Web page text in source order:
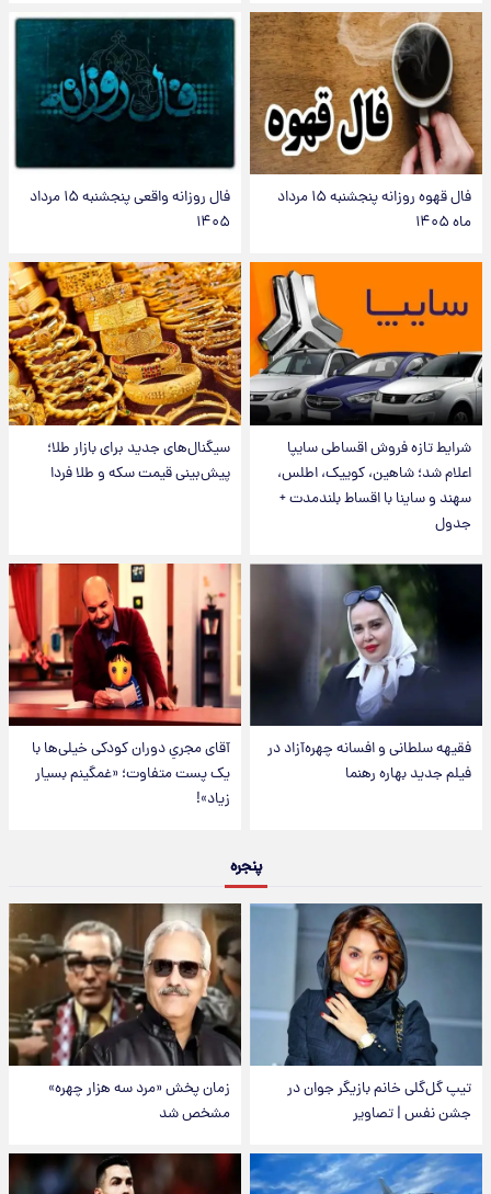
فال قهوه روزانه پنجشنبه ۱۵ مرداد
ماه ۱۴۰۵
فال روزانه واقعی پنجشنبه ۱۵ مرداد
۱۴۰۵
شرایط تازه فروش اقساطی سایپا
اعلام شد؛ شاهین، کوییک، اطلس،
سهند و ساینا با اقساط بلندمدت +
جدول
سیگنال‌های جدید برای بازار طلا؛
پیش‌بینی قیمت سکه و طلا فردا
فقیهه سلطانی و افسانه چهره‌آزاد در
فیلم جدید بهاره رهنما
آقای مجریِ دوران کودکی خیلی‌ها با
یک پست متفاوت؛ «غمگینم بسیار
زیاد»!
پنجره
تیپ گل‌گلی خانم بازیگر جوان در
جشن نفس | تصاویر
زمان پخش «مرد سه هزار چهره»
مشخص شد